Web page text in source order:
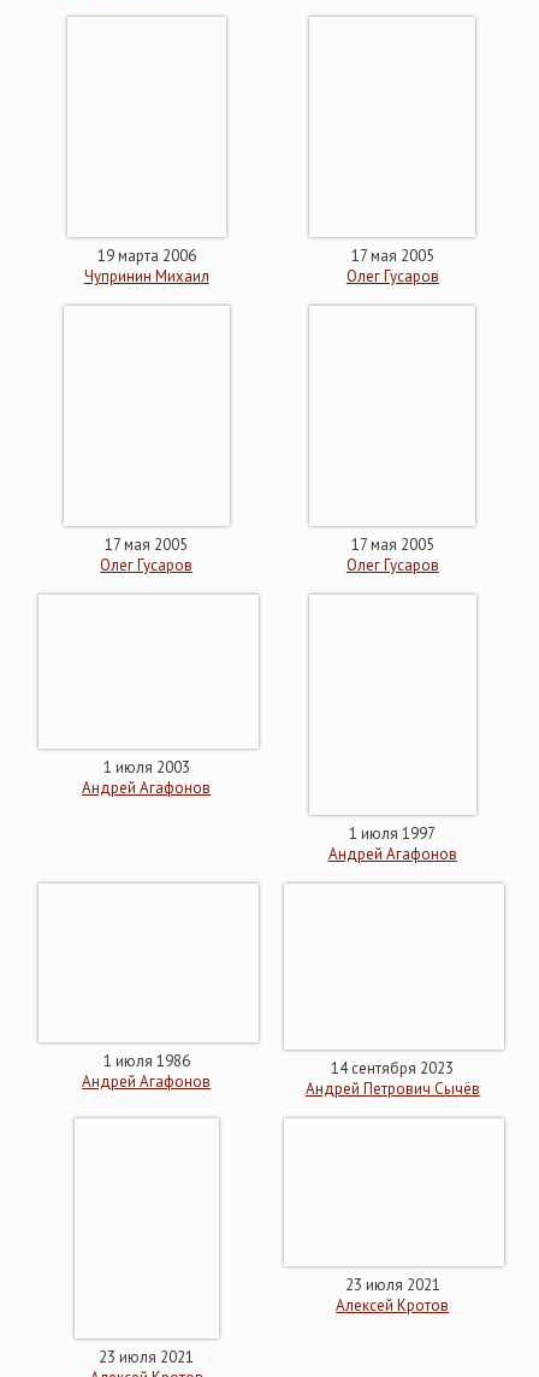
19 марта 2006
Чупринин Михаил
17 мая 2005
Олег Гусаров
17 мая 2005
Олег Гусаров
17 мая 2005
Олег Гусаров
1 июля 2003
Андрей Агафонов
1 июля 1997
Андрей Агафонов
1 июля 1986
Андрей Агафонов
14 сентября 2023
Андрей Петрович Сычёв
23 июля 2021
23 июля 2021
Алексей Кротов